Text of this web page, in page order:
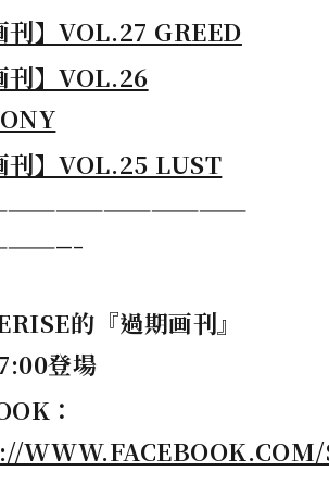
刊】VOL.27 GREED
刊】VOL.26
刊】VOL.25 LUST
的『過期画刊』
登場
：